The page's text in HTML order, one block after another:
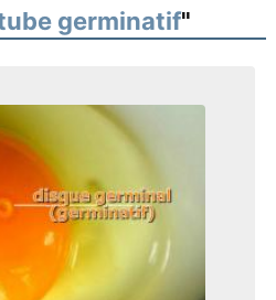
germinatif"